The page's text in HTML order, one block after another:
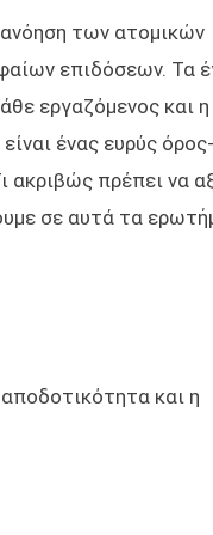
των ατομικών
επιδόσεων. Τα
εργαζόμενος και η
ένας ευρύς
ακριβώς πρέπει να
σε αυτά τα
και η